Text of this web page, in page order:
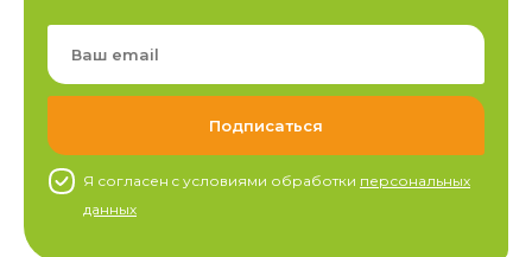
Я согласен c условиями обработки персональных
данных